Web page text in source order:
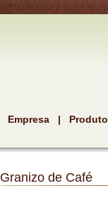
Empresa |
Granizo de Café